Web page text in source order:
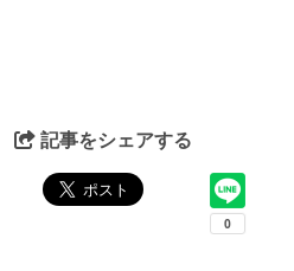
記事をシェアする